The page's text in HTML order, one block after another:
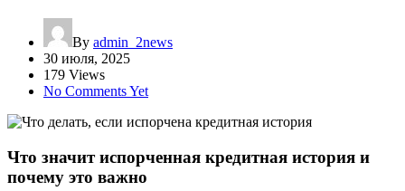
By admin_2news
30 июля, 2025
179 Views
No Comments Yet
Что значит испорченная кредитная история и
почему это важно